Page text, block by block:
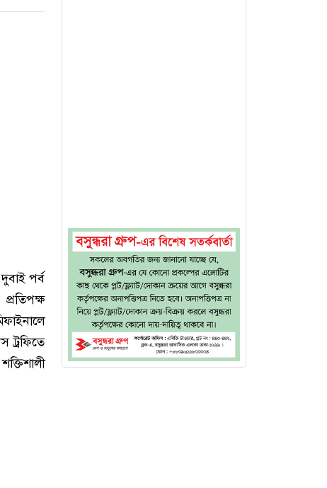
পর্ব
ট্রফিতে